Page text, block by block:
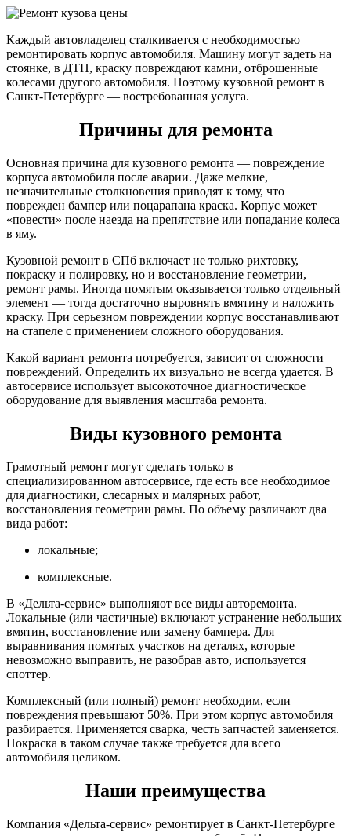
Каждый автовладелец сталкивается с необходимостью
ремонтировать корпус автомобиля. Машину могут задеть на
стоянке, в ДТП, краску повреждают камни, отброшенные
колесами другого автомобиля. Поэтому кузовной ремонт в
Санкт-Петербурге — востребованная услуга.
Причины для ремонта
Основная причина для кузовного ремонта — повреждение
корпуса автомобиля после аварии. Даже мелкие,
незначительные столкновения приводят к тому, что
поврежден бампер или поцарапана краска. Корпус может
«повести» после наезда на препятствие или попадание колеса
в яму.
Кузовной ремонт в СПб включает не только рихтовку,
покраску и полировку, но и восстановление геометрии,
ремонт рамы. Иногда помятым оказывается только отдельный
элемент — тогда достаточно выровнять вмятину и наложить
краску. При серьезном повреждении корпус восстанавливают
на стапеле с применением сложного оборудования.
Какой вариант ремонта потребуется, зависит от сложности
повреждений. Определить их визуально не всегда удается. В
автосервисе использует высокоточное диагностическое
оборудование для выявления масштаба ремонта.
Виды кузовного ремонта
Грамотный ремонт могут сделать только в
специализированном автосервисе, где есть все необходимое
для диагностики, слесарных и малярных работ,
восстановления геометрии рамы. По объему различают два
вида работ:
локальные;
комплексные.
В «Дельта-сервис» выполняют все виды авторемонта.
Локальные (или частичные) включают устранение небольших
вмятин, восстановление или замену бампера. Для
выравнивания помятых участков на деталях, которые
невозможно выправить, не разобрав авто, используется
споттер.
Комплексный (или полный) ремонт необходим, если
повреждения превышают 50%. При этом корпус автомобиля
разбирается. Применяется сварка, честь запчастей заменяется.
Покраска в таком случае также требуется для всего
автомобиля целиком.
Наши преимущества
Компания «Дельта-сервис» ремонтирует в Санкт-Петербурге